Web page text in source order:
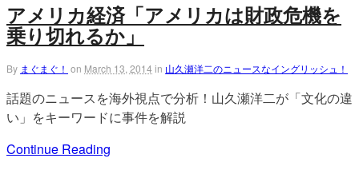
アメリカ経済「アメリカは財政危機を
乗り切れるか」
By まぐまぐ！ on March 13, 2014 in 山久瀬洋二のニュースなイングリッシュ！
話題のニュースを海外視点で分析！山久瀬洋二が「文化の違
い」をキーワードに事件を解説
Continue Reading